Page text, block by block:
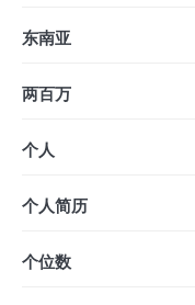
东南亚
两百万
个人
个人简历
个位数